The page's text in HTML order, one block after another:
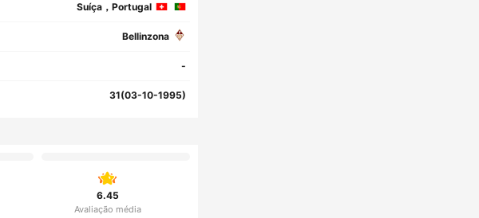
Suíça，Portugal
Bellinzona
-
31(03-10-1995)
6.45
Avaliação média